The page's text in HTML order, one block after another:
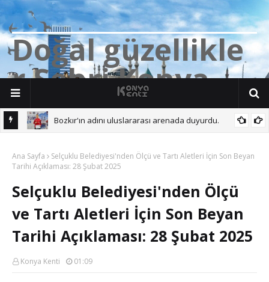
Doğalgüzellikle
rŞehriKonya
Bozkır'ın adını uluslararası arenada duyurdu.
Ana Sayfa
Selçuklu Belediyesi'nden Ölçü ve Tartı Aletleri İçin Son Beyan
Tarihi Açıklaması: 28 Şubat 2025
Selçuklu Belediyesi'nden Ölçü
ve Tartı Aletleri İçin Son Beyan
Tarihi Açıklaması: 28 Şubat 2025
Konya Kenti 01:09